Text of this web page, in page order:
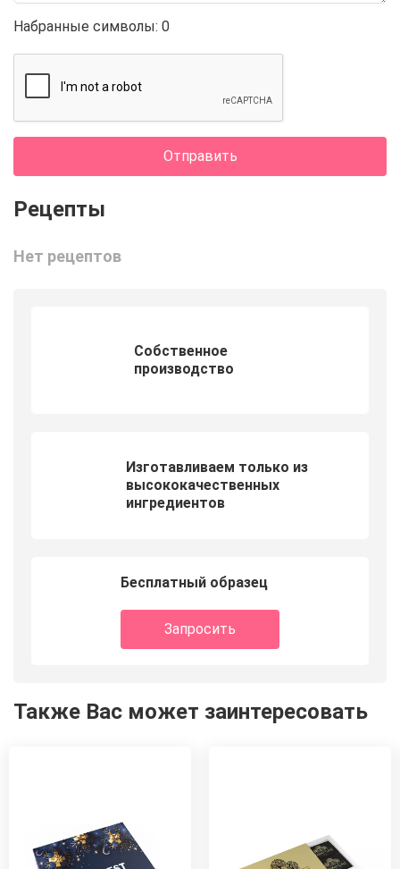
Набранные символы: 0
Отправить
Нет рецептов
Собственное
производство
Изготавливаем только из
высококачественных
ингредиентов
Бесплатный образец
Запросить
Также Вас может заинтересовать